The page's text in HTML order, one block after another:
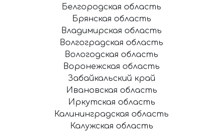
Белгородская область
Брянская область
Владимирская область
Волгоградская область
Вологодская область
Воронежская область
Забайкальский край
Ивановская область
Иркутская область
Калининградская область
Калужская область